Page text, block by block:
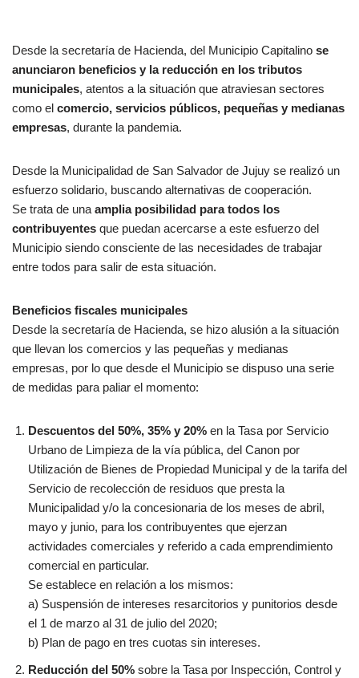
Desde la secretaría de Hacienda, del Municipio Capitalino se
anunciaron beneficios y la reducción en los tributos
municipales, atentos a la situación que atraviesan sectores
como el comercio, servicios públicos, pequeñas y medianas
empresas, durante la pandemia.
Desde la Municipalidad de San Salvador de Jujuy se realizó un
esfuerzo solidario, buscando alternativas de cooperación.
Se trata de una amplia posibilidad para todos los
contribuyentes que puedan acercarse a este esfuerzo del
Municipio siendo consciente de las necesidades de trabajar
entre todos para salir de esta situación.
Beneficios fiscales municipales
Desde la secretaría de Hacienda, se hizo alusión a la situación
que llevan los comercios y las pequeñas y medianas
empresas, por lo que desde el Municipio se dispuso una serie
de medidas para paliar el momento:
Descuentos del 50%, 35% y 20% en la Tasa por Servicio
Urbano de Limpieza de la vía pública, del Canon por
Utilización de Bienes de Propiedad Municipal y de la tarifa del
Servicio de recolección de residuos que presta la
Municipalidad y/o la concesionaria de los meses de abril,
mayo y junio, para los contribuyentes que ejerzan
actividades comerciales y referido a cada emprendimiento
comercial en particular.
Se establece en relación a los mismos:
a) Suspensión de intereses resarcitorios y punitorios desde
el 1 de marzo al 31 de julio del 2020;
b) Plan de pago en tres cuotas sin intereses.
Reducción del 50% sobre la Tasa por Inspección, Control y